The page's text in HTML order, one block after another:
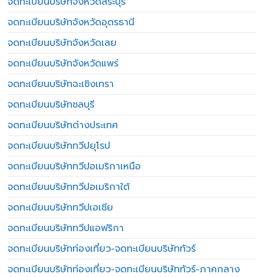
จดทะเบียนบริษัทจังหวัดอุดรธานี
จดทะเบียนบริษัทจังหวัดเลย
จดทะเบียนบริษัทจังหวัดแพร่
จดทะเบียนบริษัทฉะเชิงเทรา
จดทะเบียนบริษัทชลบุรี
จดทะเบียนบริษัทต่างประเทศ
จดทะเบียนบริษัททวีปยุโรป
จดทะเบียนบริษัททวีปอเมริกาเหนือ
จดทะเบียนบริษัททวีปอเมริกาใต้
จดทะเบียนบริษัททวีปเอเชีย
จดทะเบียนบริษัททวีปแอฟริกา
จดทะเบียนบริษัทท่องเที่ยว-จดทะเบียนบริษัททัวร์
จดทะเบียนบริษัทท่องเที่ยว-จดทะเบียนบริษัททัวร์-ภาคกลาง